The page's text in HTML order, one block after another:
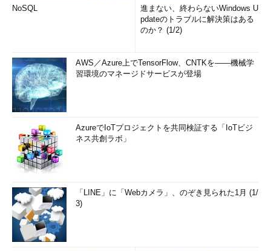
NoSQL
進まない、終わらないWindows U
pdateのトラブルに解決策はある
のか？ (1/2)
AWS／Azure上でTensorFlow、CNTKを――機械学
習環境のマネージドサービスが登場
AzureでIoTプロジェクトを共同検証する「IoTビジ
ネス共創ラボ」
「LINE」に「Webカメラ」、のぞき見られた1月 (1/
3)